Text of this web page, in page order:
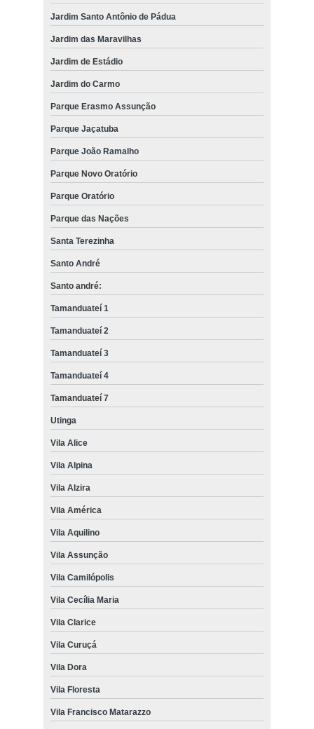
Jardim Santo Antônio de Pádua
Jardim das Maravilhas
Jardim de Estádio
Jardim do Carmo
Parque Erasmo Assunção
Parque Jaçatuba
Parque João Ramalho
Parque Novo Oratório
Parque Oratório
Parque das Nações
Santa Terezinha
Santo André
Santo andré:
Tamanduateí 1
Tamanduateí 2
Tamanduateí 3
Tamanduateí 4
Tamanduateí 7
Utinga
Vila Alice
Vila Alpina
Vila Alzira
Vila América
Vila Aquilino
Vila Assunção
Vila Camilópolis
Vila Cecília Maria
Vila Clarice
Vila Curuçá
Vila Dora
Vila Floresta
Vila Francisco Matarazzo